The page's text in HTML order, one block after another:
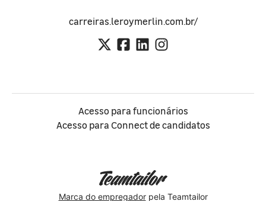
carreiras.leroymerlin.com.br/
Acesso para funcionários
Acesso para Connect de candidatos
Marca do empregadorpela Teamtailor